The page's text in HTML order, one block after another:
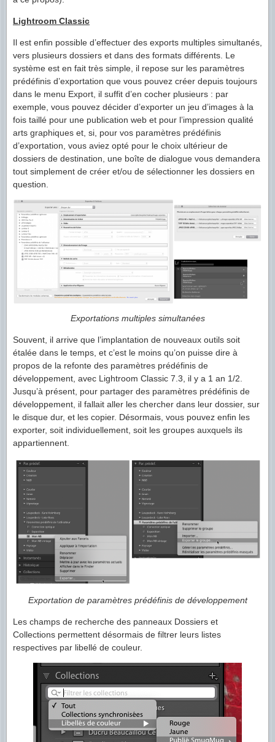
Lightroom Classic
Il est enfin possible d’effectuer des exports multiples simultanés,
vers plusieurs dossiers et dans des formats différents. Le
système est en fait très simple, il repose sur les paramètres
prédéfinis d’exportation que vous pouvez créer depuis toujours
dans le menu Export, il suffit d’en cocher plusieurs : par
exemple, vous pouvez décider d’exporter un jeu d’images à la
fois taillé pour une publication web et pour l’impression qualité
arts graphiques et, si, pour vos paramètres prédéfinis
d’exportation, vous aviez opté pour le choix ultérieur de
dossiers de destination, une boîte de dialogue vous demandera
tout simplement de créer et/ou de sélectionner les dossiers en
question.
Exportations multiples simultanées
Souvent, il arrive que l’implantation de nouveaux outils soit
étalée dans le temps, et c’est le moins qu’on puisse dire à
propos de la refonte des paramètres prédéfinis de
développement, avec Lightroom Classic 7.3, il y a 1 an 1/2.
Jusqu’à présent, pour partager des paramètres prédéfinis de
développement, il fallait aller les chercher dans leur dossier, sur
le disque dur, et les copier. Désormais, vous pouvez enfin les
exporter, soit individuellement, soit les groupes auxquels ils
appartiennent.
Exportation de paramètres prédéfinis de développement
Les champs de recherche des panneaux Dossiers et
Collections permettent désormais de filtrer leurs listes
respectives par libellé de couleur.